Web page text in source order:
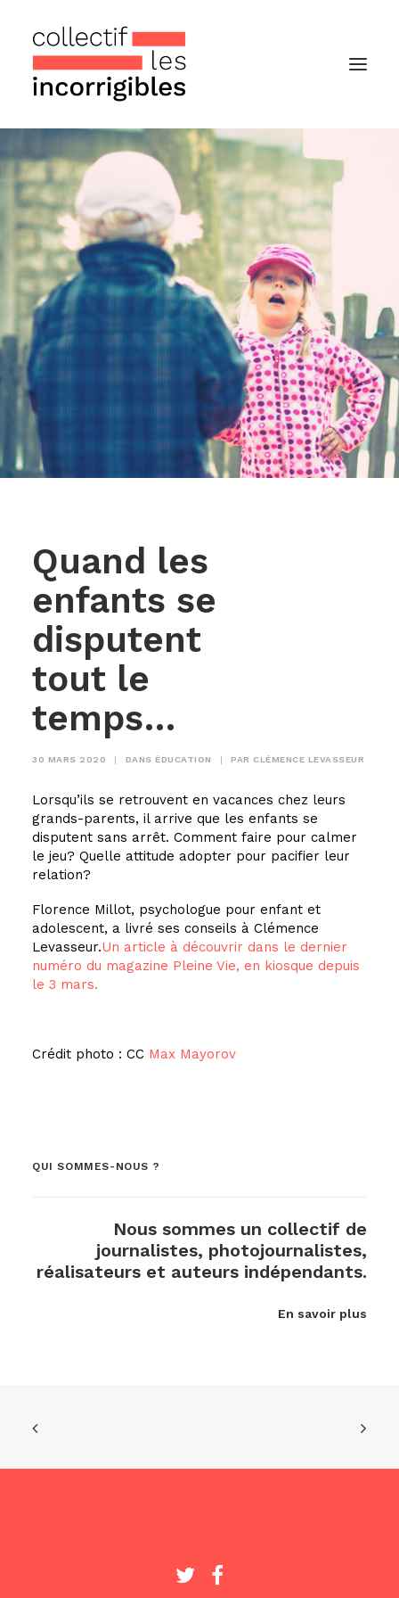
Accueil
Le collectif
Nos actualités
Notre « Incolettre » mensuelle
Recherche
Quand les
enfants se
disputent
tout le
temps…
30 MARS 2020 | DANS ÉDUCATION | PAR CLÉMENCE LEVASSEUR
Lorsqu’ils se retrouvent en vacances chez leurs
grands-parents, il arrive que les enfants se
disputent sans arrêt. Comment faire pour calmer
le jeu? Quelle attitude adopter pour pacifier leur
relation?
Florence Millot, psychologue pour enfant et
adolescent, a livré ses conseils à Clémence
Levasseur.Un article à découvrir dans le dernier
numéro du magazine Pleine Vie, en kiosque depuis
le 3 mars.
Crédit photo : CC Max Mayorov
QUI SOMMES-NOUS ?
Nous sommes un collectif de
journalistes, photojournalistes,
réalisateurs et auteurs indépendants.
En savoir plus